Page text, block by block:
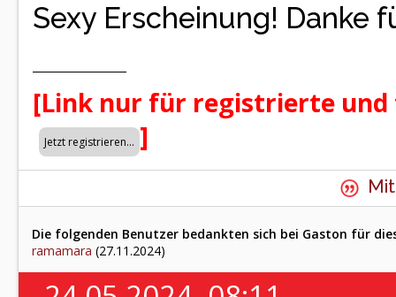
Sexy Erscheinung! Danke
[Link nur für registrierte
]
Die folgenden Benutzer bedankten sich bei Gaston für
ramamara (27.11.2024)